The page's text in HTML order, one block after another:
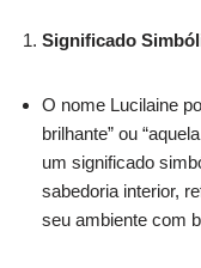
Significado
O nome Lucilaine
brilhante” ou
um significado
sabedoria interior,
seu ambiente com